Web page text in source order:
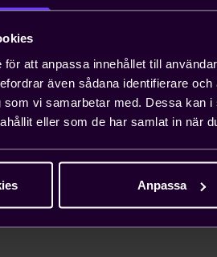
att anpassa innehållet till
även sådana identifierare
vi samarbetar med. Dessa kan
eller som de har samlat in när
Anpassa
Den nya
tekniksverige
Tech Forward samlar
till kunskapsutbyte, samverkan
innovation. Här kan du ta del av
tekniksektorn, delta i inspirerande
dela kunskap med andra delar av
Tillsammans är vi en kraft att räkna
Till Tech Forward